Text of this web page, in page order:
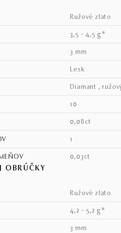
ružové zlato
3,5 - 4,5 g*
3 mm
lesk
diamant ,
10
0,08ct
1
0,03ct
OBRÚČKY
ružové zlato
4,2 - 5,2 g*
3 mm